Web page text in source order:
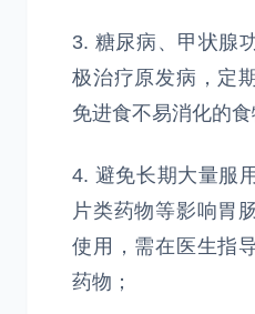
3. 糖尿病、甲状腺
极治疗原发病，定
免进食不易消化的食
4. 避免长期大量服
片类药物等影响胃
使用，需在医生指
药物；